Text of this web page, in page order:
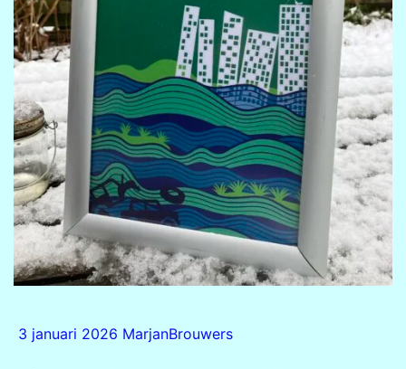
3 januari 2026 MarjanBrouwers